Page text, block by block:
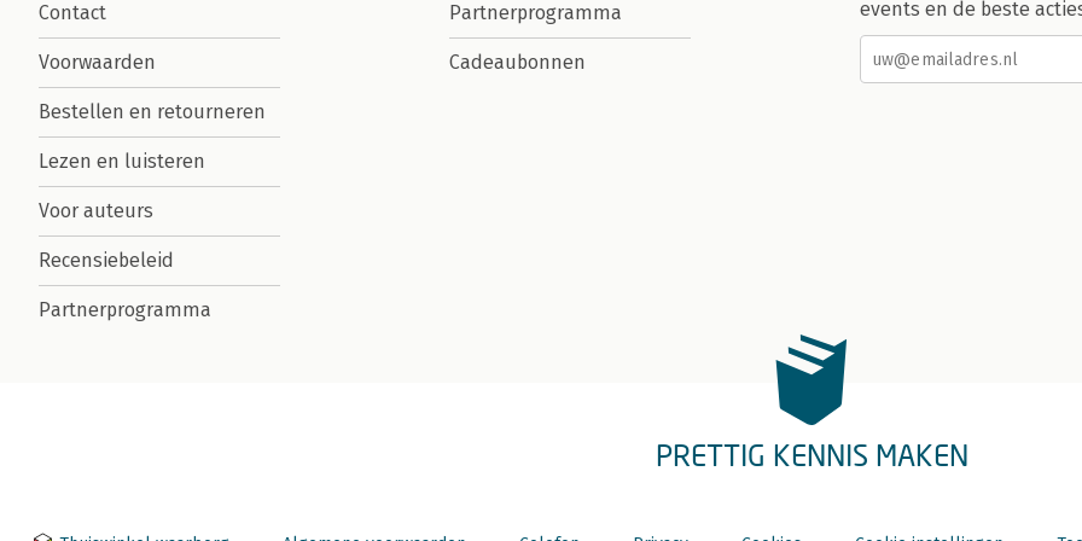
Contact
Voorwaarden
Bestellen en retourneren
Lezen en luisteren
Voor auteurs
Recensiebeleid
Partnerprogramma
Partnerprogramma
Cadeaubonnen
events en de beste
PRETTIG KENNIS MAKEN